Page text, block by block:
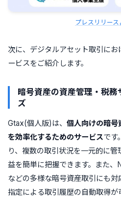
プレスリリース
次に、デジタルアセット取引に
ービスをご紹介します。
暗号資産の資産管理・税
ズ
Gtax(個人版)は、 個人向けの暗号
を効率化するためのサービスです
り、複数の取引状況を一元的に
益を簡単に把握できます。また
などの多様な暗号資産取引にも
指定による取引履歴の自動取得が